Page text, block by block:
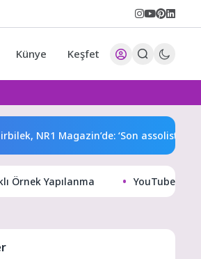
Künye Keşfet
NR1 Magazin’de: ‘Son assolist olarak
Örnek Yapılanma YouTube